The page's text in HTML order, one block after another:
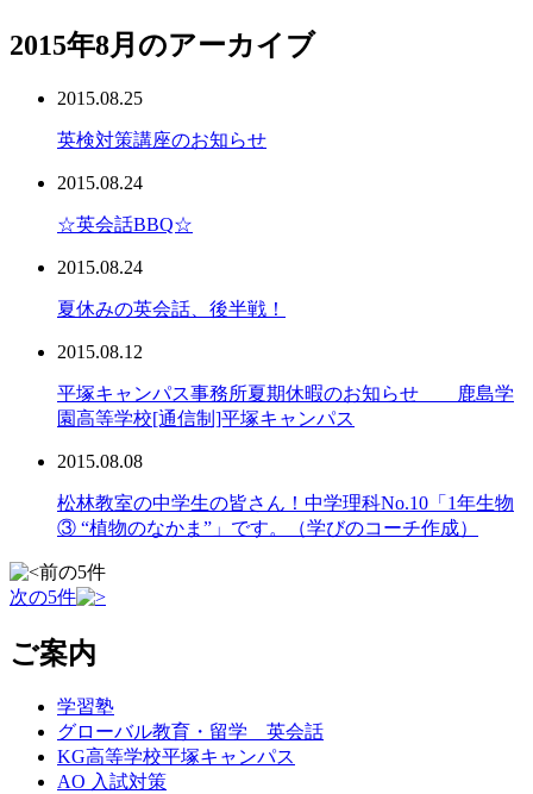
2015年8月のアーカイブ
2015.08.25
英検対策講座のお知らせ
2015.08.24
☆英会話BBQ☆
2015.08.24
夏休みの英会話、後半戦！
2015.08.12
平塚キャンパス事務所夏期休暇のお知らせ 鹿島学
園高等学校[通信制]平塚キャンパス
2015.08.08
松林教室の中学生の皆さん！中学理科No.10「1年生物
③ “植物のなかま”」です。（学びのコーチ作成）
前の5件
次の5件
ご案内
学習塾
グローバル教育・留学 英会話
KG高等学校平塚キャンパス
AO 入試対策